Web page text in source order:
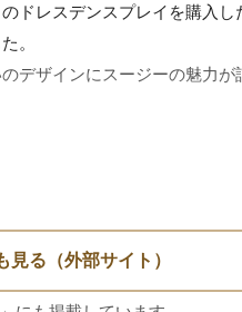
ドレスデンスプレイを購入し
。
デザインにスージーの魅力が
元に置いておきたいシリーズ